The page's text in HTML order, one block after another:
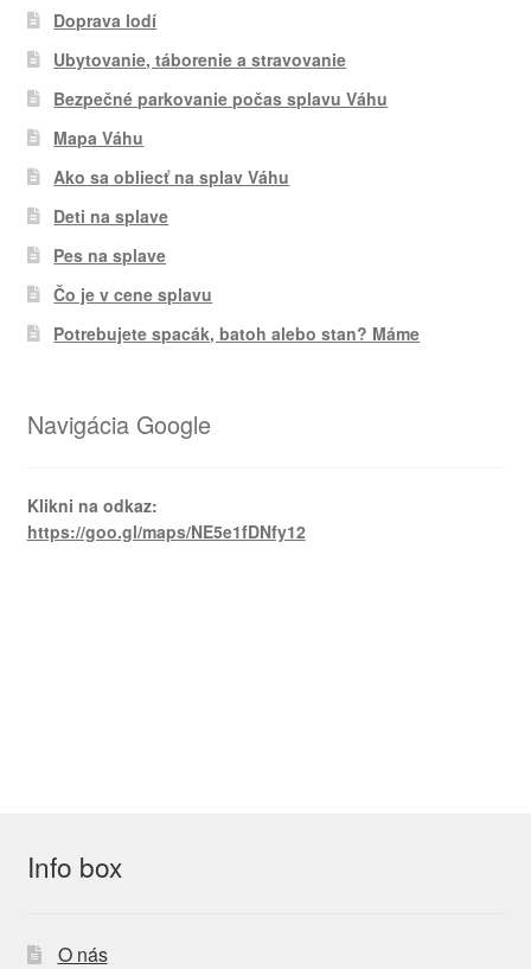
Doprava lodí
Ubytovanie, táborenie a stravovanie
Bezpečné parkovanie počas splavu Váhu
Mapa Váhu
Ako sa obliecť na splav Váhu
Deti na splave
Pes na splave
Čo je v cene splavu
Potrebujete spacák, batoh alebo stan? Máme
Navigácia Google
Klikni na odkaz:
https://goo.gl/maps/NE5e1fDNfy12
Info box
O nás